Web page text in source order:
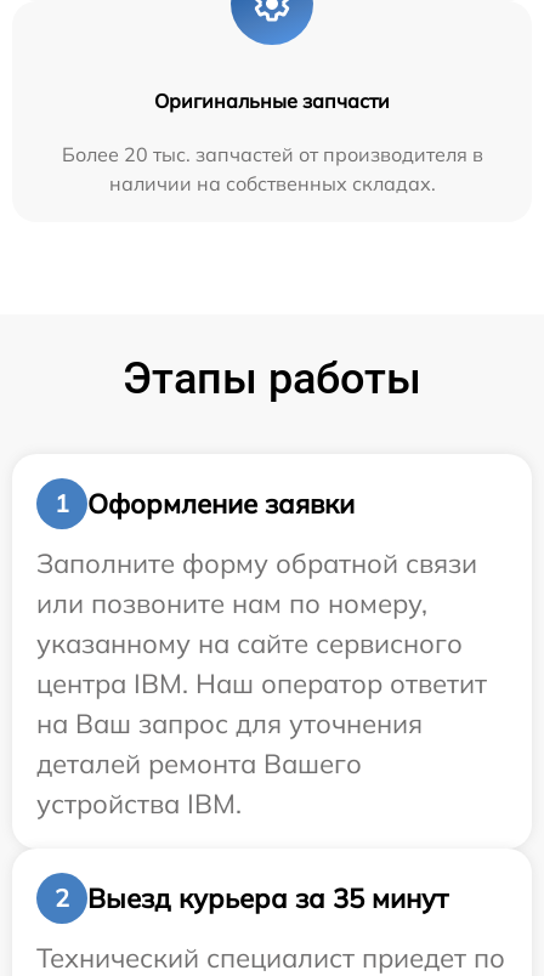
Оригинальные запчасти
Более 20 тыс. запчастей от производителя в
наличии на собственных складах.
Этапы работы
1
Оформление заявки
Заполните форму обратной связи
или позвоните нам по номеру,
указанному на сайте сервисного
центра IBM. Наш оператор ответит
на Ваш запрос для уточнения
деталей ремонта Вашего
устройства IBM.
2
Выезд курьера за 35 минут
Технический специалист приедет по